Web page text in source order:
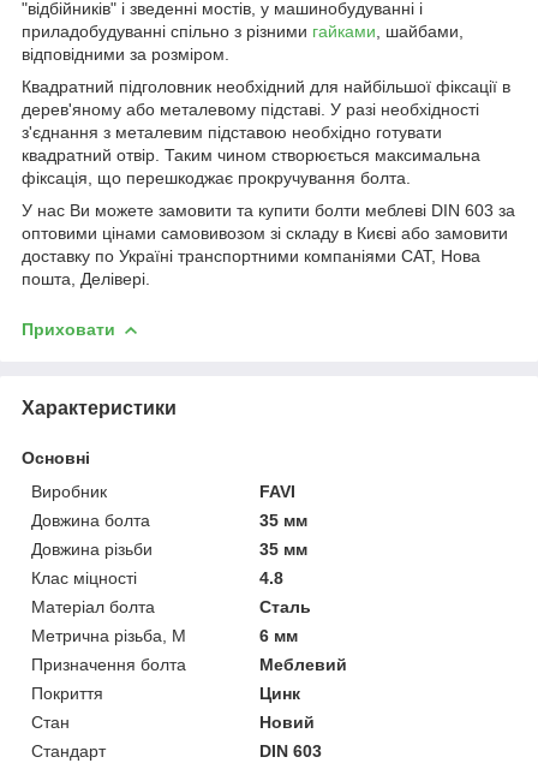
"відбійників" і зведенні мостів, у машинобудуванні і
приладобудуванні спільно з різними гайками , шайбами,
відповідними за розміром.
Квадратний підголовник необхідний для найбільшої фіксації в
дерев'яному або металевому підставі. У разі необхідності
з'єднання з металевим підставою необхідно готувати
квадратний отвір. Таким чином створюється максимальна
фіксація, що перешкоджає прокручування болта.
У нас Ви можете замовити та купити болти меблеві DIN 603 за
оптовими цінами самовивозом зі складу в Києві або замовити
доставку по Україні транспортними компаніями САТ, Нова
пошта, Делівері.
Приховати
Характеристики
Основні
Виробник
FAVI
Довжина болта
35 мм
Довжина різьби
35 мм
Клас міцності
4.8
Матеріал болта
Сталь
Метрична різьба, М
6 мм
Призначення болта
Меблевий
Покриття
Цинк
Стан
Новий
Стандарт
DIN 603